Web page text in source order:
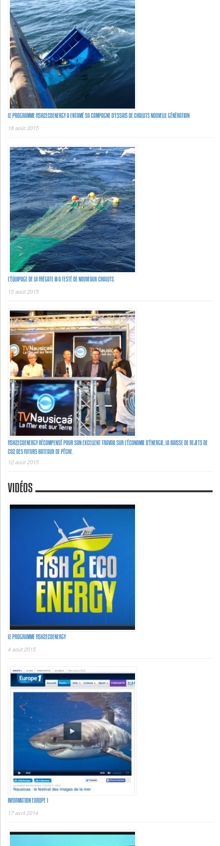
LE PROGRAMME FISH2ECOENERGY A ENTAMÉ SA CAMPAGNE D’ESSAIS DE CHALUTS NOUVELLE GÉNÉRATION
18 août 2015
L’ÉQUIPAGE DE LA FRÉGATE III A TESTÉ DE NOUVEAUX CHALUTS.
15 août 2015
FISH2ECOENERGY RÉCOMPENSÉ POUR SON EXCELLENT TRAVAIL SUR L’ÉCONOMIE D’ÉNERGIE, LA BAISSE DE REJETS DE
C02 DES FUTURS BATEAUX DE PÊCHE.
12 août 2015
VIDÉOS
LE PROGRAMME FISH2ECOENERGY
4 août 2015
INFORMATION EUROPE 1
17 avril 2014